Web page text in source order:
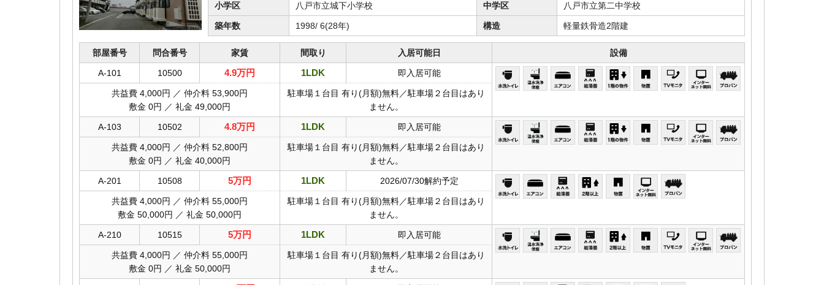
小学区 八戸市立城下小学校 中学区 八戸市立第二中学校
築年数 1998/ 6(28年) 構造 軽量鉄骨造2階建
部屋番号 問合番号 家賃 間取り 入居可能日 設備
A-101 10500 4.9万円 1LDK 即入居可能
共益費 4,000円 ／ 仲介料 53,900円
敷金 0円 ／ 礼金 49,000円
駐車場１台目 有り(月額)無料／駐車場２台目はあり
ません。
A-103 10502 4.8万円 1LDK 即入居可能
共益費 4,000円 ／ 仲介料 52,800円
敷金 0円 ／ 礼金 40,000円
駐車場１台目 有り(月額)無料／駐車場２台目はあり
ません。
A-201 10508 5万円 1LDK 2026/07/30解約予定
共益費 4,000円 ／ 仲介料 55,000円
敷金 50,000円 ／ 礼金 50,000円
駐車場１台目 有り(月額)無料／駐車場２台目はあり
ません。
A-210 10515 5万円 1LDK 即入居可能
共益費 4,000円 ／ 仲介料 55,000円
敷金 0円 ／ 礼金 50,000円
駐車場１台目 有り(月額)無料／駐車場２台目はあり
ません。